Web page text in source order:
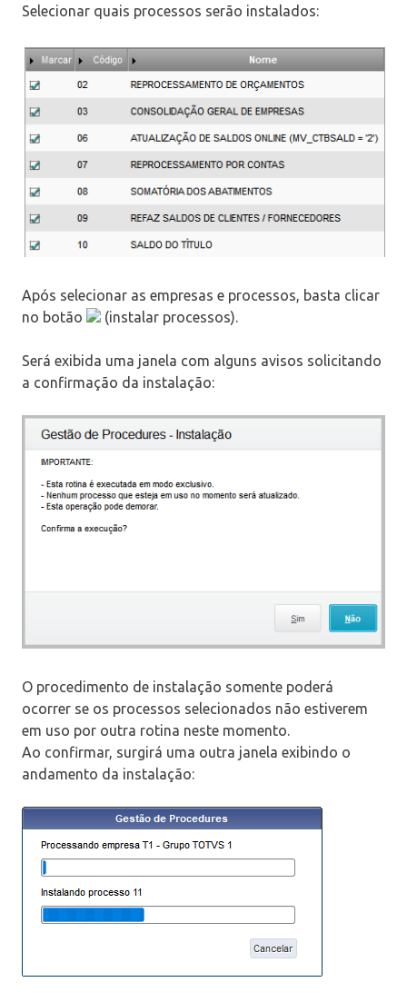
Selecionar quais processos serão instalados:
Após selecionar as empresas e processos, basta clicar
no botão
(instalar processos).
Será exibida uma janela com alguns avisos solicitando
a confirmação da instalação:
O procedimento de instalação somente poderá
ocorrer se os processos selecionados não estiverem
em uso por outra rotina neste momento.
Ao confirmar, surgirá uma outra janela exibindo o
andamento da instalação: